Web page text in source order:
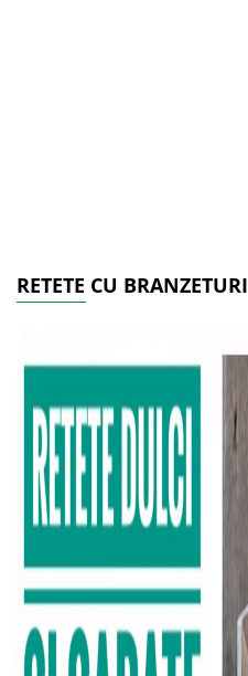
RETETE CU BRANZETURI